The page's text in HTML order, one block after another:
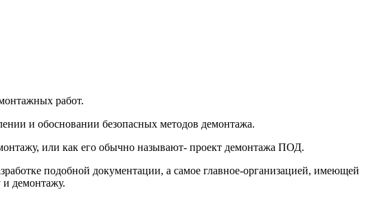
работ.
и обосновании безопасных методов демонтажа.
или как его обычно называют- проект демонтажа ПОД.
подобной документации, а самое главное-организацией, имеющей
и демонтажу.